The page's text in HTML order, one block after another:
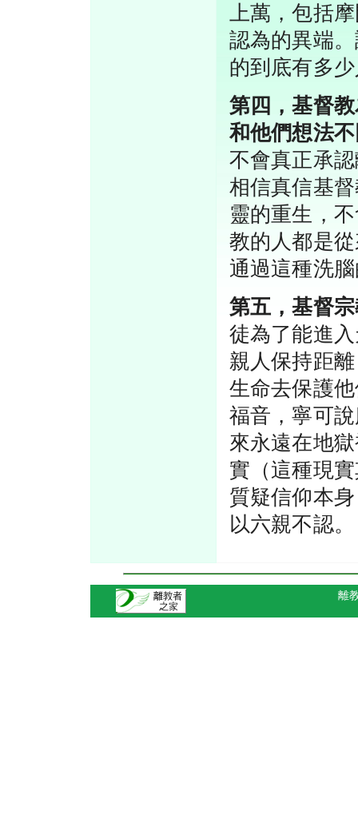
上萬，包括
認為的異端
的到底有多
第四，基督
和他們想法
不會真正承
相信真信基
靈的重生，
教的人都是
通過這種洗
第五，基督
徒為了能進
親人保持距
生命去保護
福音，寧可
來永遠在地
實（這種現
質疑信仰本
以六親不認
離